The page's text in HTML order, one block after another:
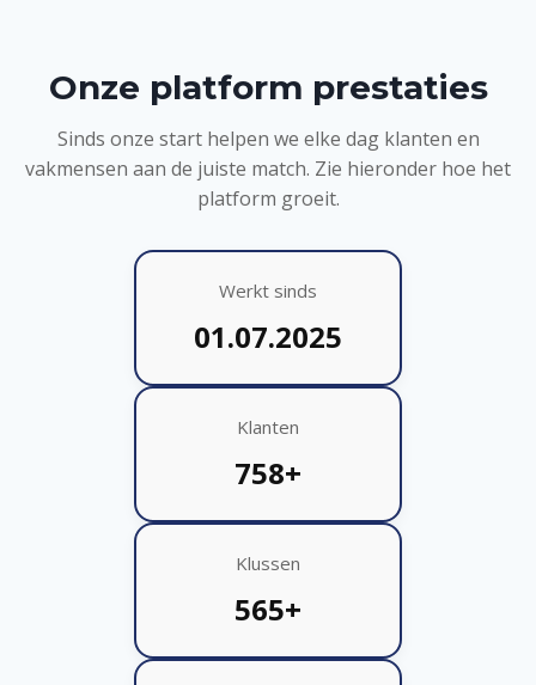
Onze platform prestaties
Sinds onze start helpen we elke dag klanten en
vakmensen aan de juiste match. Zie hieronder hoe het
platform groeit.
Werkt sinds
01.07.2025
Klanten
758+
Klussen
565+